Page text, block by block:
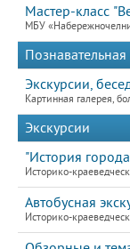
Мастер-класс
МБУ
Экскурсии,
Картинная галерея,
Экскурсии
"История
Историко-
Автобусная
Историко-